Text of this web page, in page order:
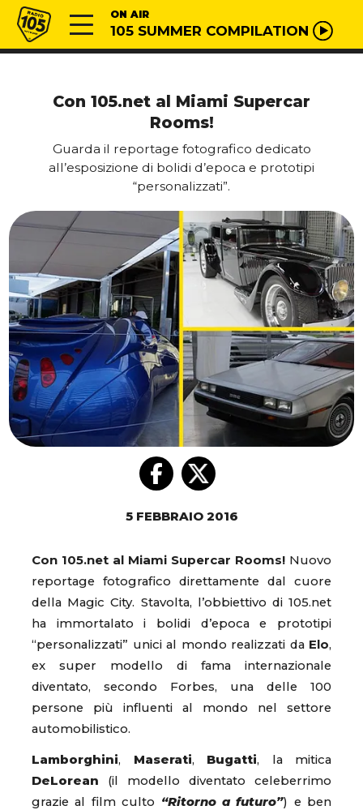
Vai al contenuto
Radio 105 ON AIR
105 SUMMER COMPILATION
Con 105.net al Miami Supercar
Rooms!
Guarda il reportage fotografico dedicato
all’esposizione di bolidi d’epoca e prototipi
“personalizzati”.
5 FEBBRAIO 2016
Con 105.net al Miami Supercar Rooms! Nuovo
reportage fotografico direttamente dal cuore
della Magic City. Stavolta, l’obbiettivo di 105.net
ha immortalato i bolidi d’epoca e prototipi
“personalizzati” unici al mondo realizzati da Elo,
ex super modello di fama internazionale
diventato, secondo Forbes, una delle 100
persone più influenti al mondo nel settore
automobilistico.
Lamborghini, Maserati, Bugatti, la mitica
DeLorean (il modello diventato celeberrimo
grazie al film culto “Ritorno a futuro”) e ben